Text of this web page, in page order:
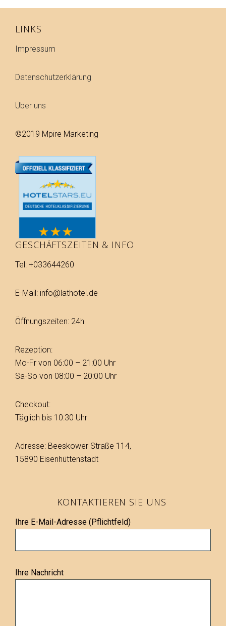
LINKS
Impressum
Datenschutzerklärung
Über uns
©2019 Mpire Marketing
GESCHÄFTSZEITEN & INFO
Tel: +033644260
E-Mail: info@lathotel.de
Öffnungszeiten: 24h
Rezeption:
Mo-Fr von 06:00 – 21:00 Uhr
Sa-So von 08:00 – 20:00 Uhr
Checkout:
Täglich bis 10:30 Uhr
Adresse: Beeskower Straße 114,
15890 Eisenhüttenstadt
KONTAKTIEREN SIE UNS
Ihre E-Mail-Adresse (Pflichtfeld)
Ihre Nachricht